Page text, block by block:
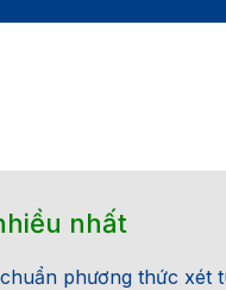
nhất
phương thức xét